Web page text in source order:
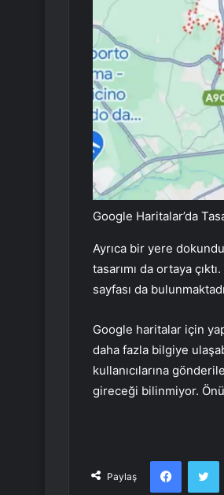
Google Haritalar’da
Ayrıca bir yere
tasarımı da ortaya
sayfası da
Google haritalar için
daha fazla bilgiye
kullanıcılarına
gireceği bilinmiyor.
Paylaş